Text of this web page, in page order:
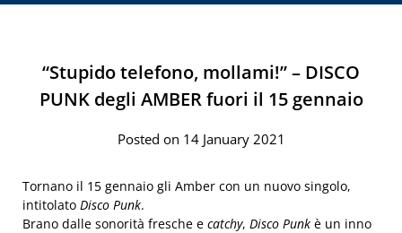
“Stupido telefono, mollami!” – DISCO
PUNK degli AMBER fuori il 15 gennaio
Posted on 14 January 2021
Tornano il 15 gennaio gli Amber con un nuovo singolo,
intitolato Disco Punk.
Brano dalle sonorità fresche e catchy, Disco Punk è un inno